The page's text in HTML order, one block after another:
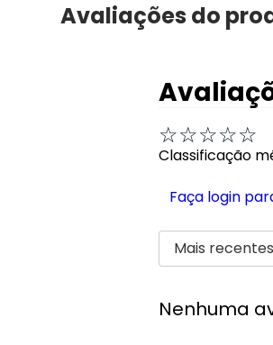
Avaliações do
☆☆☆☆☆
Classificação
Faça login
Mais recentes
Nenhuma